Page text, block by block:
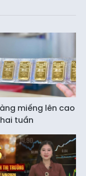
miếng lên cao
tuần